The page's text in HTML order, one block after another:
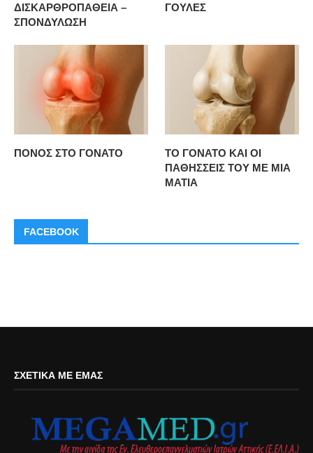
ΔΙΣΚΑΡΘΡΟΠΑΘΕΙΑ –
ΣΠΟΝΔΥΛΩΣΗ
ΓΟΥΛΕΣ
ΠΟΝΟΣ ΣΤΟ ΓΟΝΑΤΟ
ΤΟ ΓΟΝΑΤΟ ΚΑΙ ΟΙ
ΠΑΘΗΣΣΕΙΣ ΤΟΥ ΜΕ ΜΙΑ
ΜΑΤΙΑ
FACEBOOK
ΣΧΕΤΙΚΆ ΜΕ ΕΜΆΣ